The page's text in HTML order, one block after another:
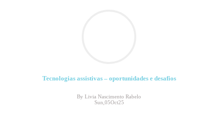
Tecnologias assistivas – oportunidades e desafios
By Livia Nascimento Rabelo
Sun,05Oct25